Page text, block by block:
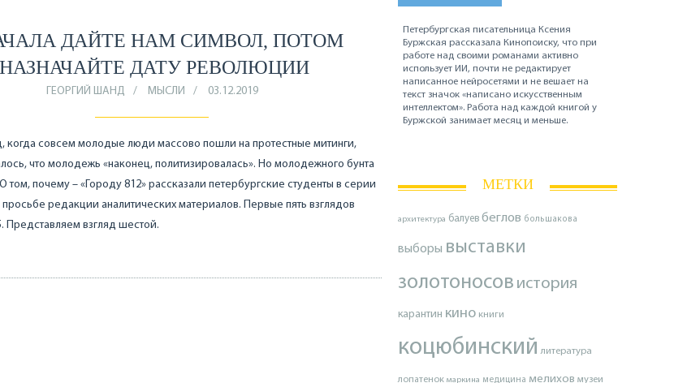
ДАЙТЕ НАМ СИМВОЛ, ПОТОМ
НАЗНАЧАЙТЕ ДАТУ РЕВОЛЮЦИИ
ГЕОРГИЙ ШАНД МЫСЛИ 03.12.2019
когда совсем молодые люди массово пошли на протестные митинги,
что молодежь «наконец, политизировалась». Но молодежного бунта
том, почему – «Городу 812» рассказали петербургские студенты в серии
редакции аналитических материалов. Первые пять взглядов
Представляем взгляд шестой.
Петербургская писательница Ксения
Буржская рассказала Кинопоиску, что при
работе над своими романами активно
использует ИИ, почти не редактирует
написанное нейросетями и не вешает на
текст значок «написано искусственным
интеллектом». Работа над каждой книгой у
Буржской занимает месяц и меньше.
МЕТКИ
архитектура балуев беглов большакова
выборы выставки
золотоносов история
карантин кино книги
коцюбинский литература
лопатенок маркина медицина мелихов музеи